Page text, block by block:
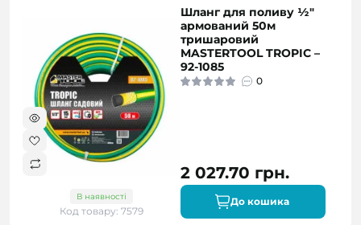
В наявності
Код товару: 7579
Шланг для поливу ½"
армований 50м
тришаровий
MASTERTOOL TROPIC –
92-1085
0
2 027.70 грн.
До кошика